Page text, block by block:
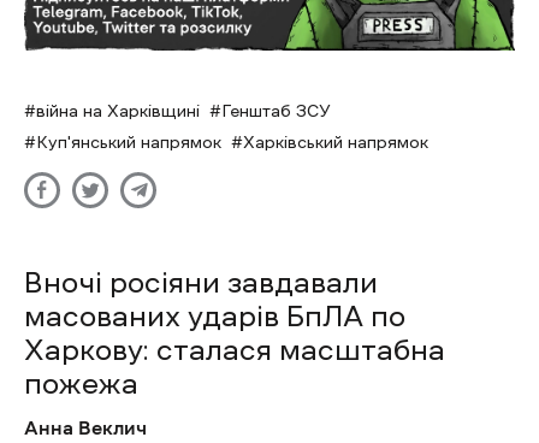
війна на Харківщині
Генштаб ЗСУ
Куп'янський напрямок
Харківський напрямок
Вночі росіяни завдавали
масованих ударів БпЛА по
Харкову: сталася масштабна
пожежа
Анна Веклич